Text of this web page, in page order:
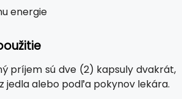
energie
príjem sú dve (2) kapsuly dvakrát,
jedla alebo podľa pokynov lekára.